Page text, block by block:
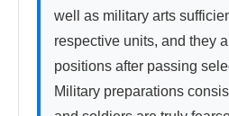
well as military arts
respective units, and they
positions after passing
Military preparations